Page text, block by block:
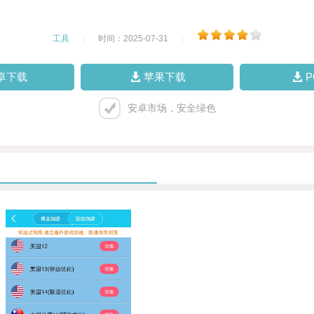
工具 时间：2025-07-31
下载 苹果下载
安卓市场，安全绿色